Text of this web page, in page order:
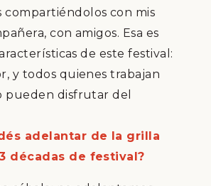
compartiéndolos con mis
ñera, con amigos. Esa es
ísticas de este festival:
y todos quienes trabajan
pueden disfrutar del
adelantar de la grilla
décadas de festival?